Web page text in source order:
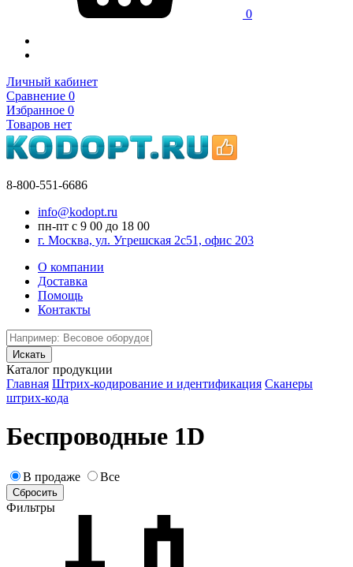
0
Личный кабинет
Сравнение 0
Избранное 0
Товаров нет
8-800-551-6686
info@kodopt.ru
пн-пт с 9 00 до 18 00
г. Москва, ул. Угрешская 2с51, офис 203
О компании
Доставка
Помощь
Контакты
Каталог продукции
Главная Штрих-кодирование и идентификация Сканеры
штрих-кода
Беспроводные 1D
В продаже Все
Фильтры